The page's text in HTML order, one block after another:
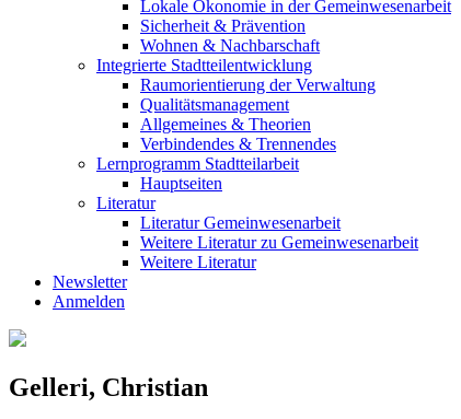
Lokale Ökonomie in der Gemeinwesenarbeit
Sicherheit & Prävention
Wohnen & Nachbarschaft
Integrierte Stadtteilentwicklung
Raumorientierung der Verwaltung
Qualitätsmanagement
Allgemeines & Theorien
Verbindendes & Trennendes
Lernprogramm Stadtteilarbeit
Hauptseiten
Literatur
Literatur Gemeinwesenarbeit
Weitere Literatur zu Gemeinwesenarbeit
Weitere Literatur
Newsletter
Anmelden
Gelleri, Christian